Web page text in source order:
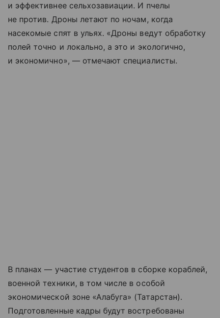
и эффективнее сельхозавиации. И пчелы
не против. Дроны летают по ночам, когда
насекомые спят в ульях. «Дроны ведут обработку
полей точно и локально, а это и экологично,
и экономично», — отмечают специалисты.
В планах — участие студентов в сборке кораблей,
военной техники, в том числе в особой
экономической зоне «Алабуга» (Татарстан).
Подготовленные кадры будут востребованы